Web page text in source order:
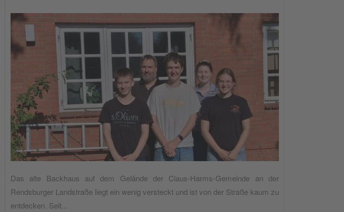
Das alte Backhaus auf dem Gelände der Claus-Harms-Gemeinde an der
Rendsburger Landstraße liegt ein wenig versteckt und ist von der Straße kaum zu
entdecken. Seit...